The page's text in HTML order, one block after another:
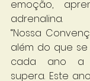
emoção,
adrenalina.
“Nossa
além do que
cada ano a
supera. Este